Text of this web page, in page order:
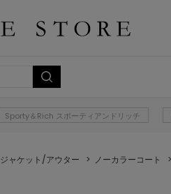
Sporty＆Rich スポーティアンドリッチ
ジャケット/アウター ノーカラーコート